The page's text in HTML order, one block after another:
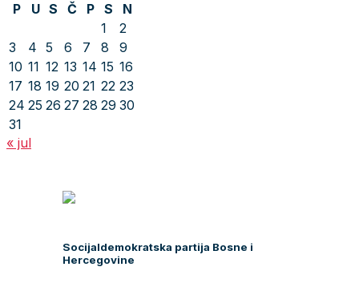
P
U S Č P S
N
1
2
3
4 5 6 7 8
9
10 11 12 13 14 15 16
17 18 19 20 21 22 23
24 25 26 27 28 29 30
31
« jul
Socijaldemokratska partija Bosne i
Hercegovine